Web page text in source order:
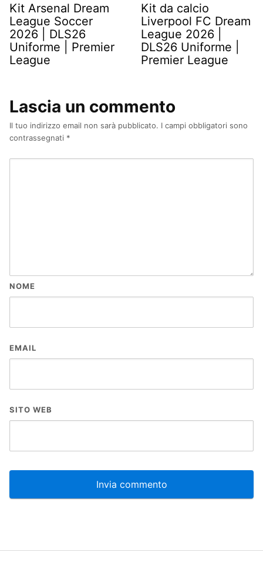
Kit Arsenal Dream
League Soccer
2026 | DLS26
Uniforme | Premier
League
Kit da calcio
Liverpool FC Dream
League 2026 |
DLS26 Uniforme |
Premier League
Lascia un commento
Il tuo indirizzo email non sarà pubblicato. I campi obbligatori sono
contrassegnati *
NOME
EMAIL
SITO WEB